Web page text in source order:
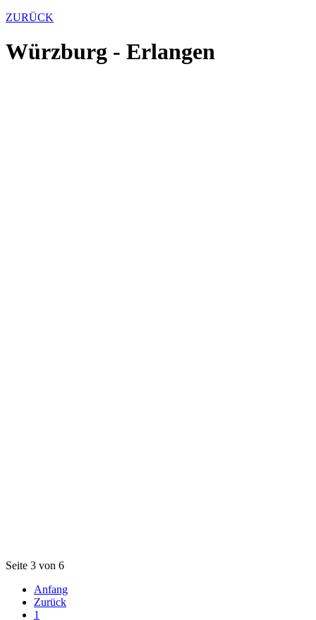
ZURÜCK
Würzburg - Erlangen
Seite 3 von 6
Anfang
Zurück
1